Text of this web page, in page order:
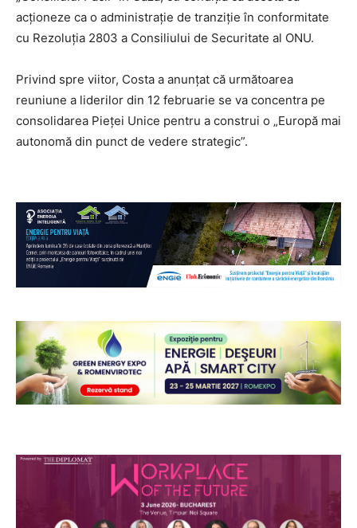
acționeze ca o administrație de tranziție în conformitate
cu Rezoluția 2803 a Consiliului de Securitate al ONU.
Privind spre viitor, Costa a anunțat că următoarea
reuniune a liderilor din 12 februarie se va concentra pe
consolidarea Pieței Unice pentru a construi o „Europă mai
autonomă din punct de vedere strategic”.